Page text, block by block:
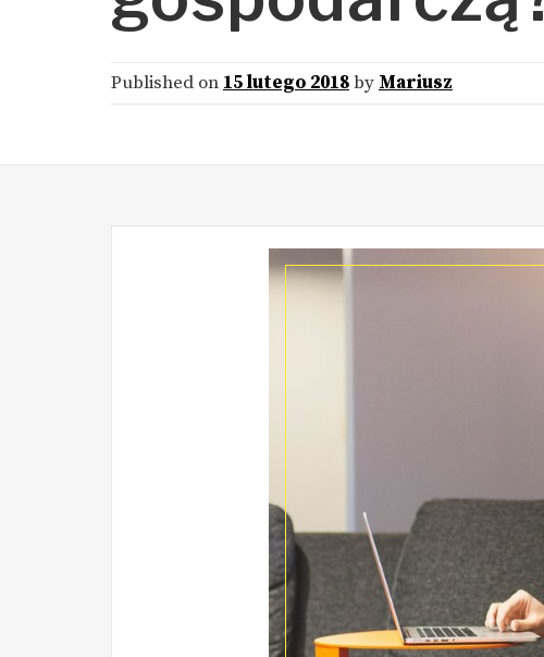
Published on 15 lutego 2018by Mariusz